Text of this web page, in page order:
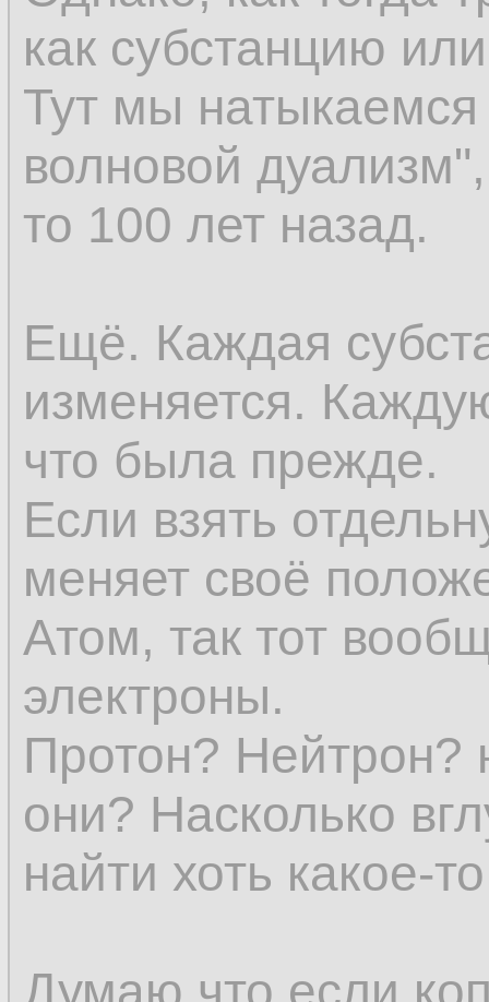
предшествующее
восприятия; но
возникновение к
существовали
существовать до
последнее
предшествующей
же самое
как оно
представление о
явления уже нет.
Субстанции (в
всех
и исчезновение
устранило бы
эмпирического
как субстанцию
Тут мы
волновой
то 100 лет назад.
Ещё. Каждая
изменяется.
что была прежде.
Если взять
меняет своё
Атом, так тот
электроны.
Протон? Нейтрон?
они? Насколько
найти хоть какое-